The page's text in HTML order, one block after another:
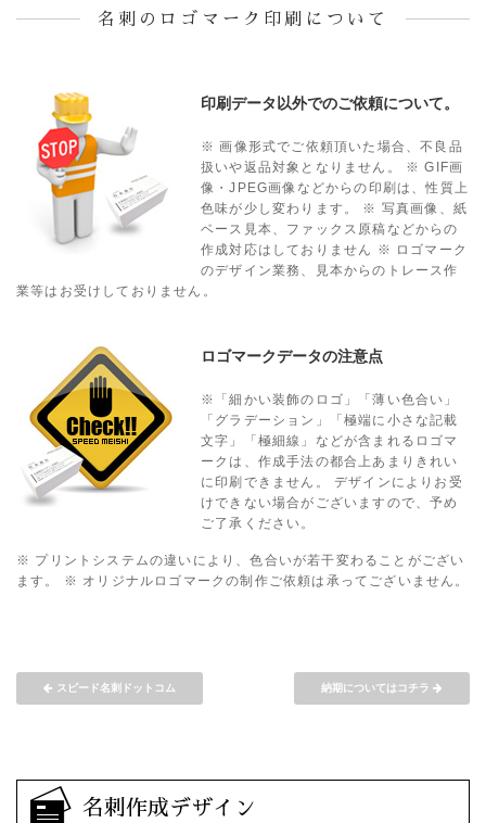
名刺のロゴマーク印刷について
印刷データ以外でのご依頼について。
※ 画像形式でご依頼頂いた場合、不良品
扱いや返品対象となりません。
※ GIF画
像・JPEG画像などからの印刷は、性質上
色味が少し変わります。
※ 写真画像、紙
ベース見本、ファックス原稿などからの
作成対応はしておりません ※ ロゴマーク
のデザイン業務、見本からのトレース作
業等はお受けしておりません。
ロゴマークデータの注意点
※「細かい装飾のロゴ」「薄い色合い」
「グラデーション」「極端に小さな記載
文字」「極細線」などが含まれるロゴマ
ークは、作成手法の都合上あまりきれい
に印刷できません。 デザインによりお受
けできない場合がございますので、予め
ご了承ください。
※ プリントシステムの違いにより、色合いが若干変わることがござい
ます。
※ オリジナルロゴマークの制作ご依頼は承ってございません。
スピード名刺ドットコム 納期についてはコチラ
名刺作成デザイン